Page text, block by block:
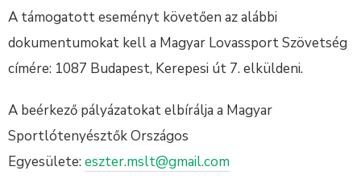
A támogatott eseményt követően az alábbi
dokumentumokat kell a Magyar Lovassport Szövetség
címére: 1087 Budapest, Kerepesi út 7. elküldeni.
A beérkező pályázatokat elbírálja a Magyar
Sportlótenyésztők Országos
Egyesülete: eszter.mslt@gmail.com